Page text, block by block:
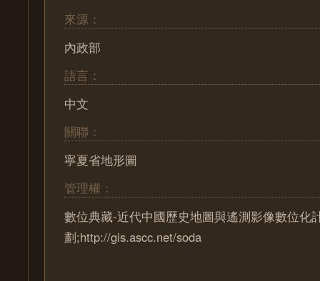
來源：
內政部
語言：
中文
關聯：
寧夏省地形圖
管理權：
數位典藏-近代中國歷史地圖與遙測影像數位化
劃;http://gis.ascc.net/soda